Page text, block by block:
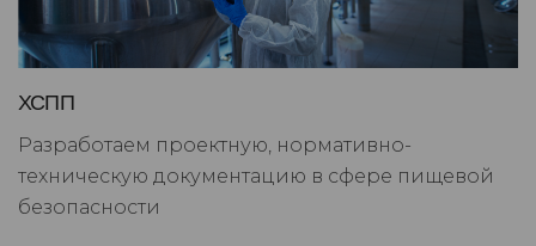
ХСПП
Разработаем проектную, нормативно-
техническую документацию в сфере пищевой
безопасности